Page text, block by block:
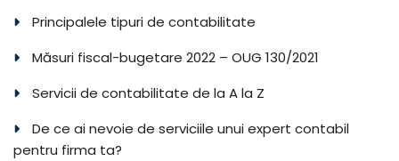
Principalele tipuri de contabilitate
Măsuri fiscal-bugetare 2022 – OUG 130/2021
Servicii de contabilitate de la A la Z
De ce ai nevoie de serviciile unui expert contabil
pentru firma ta?